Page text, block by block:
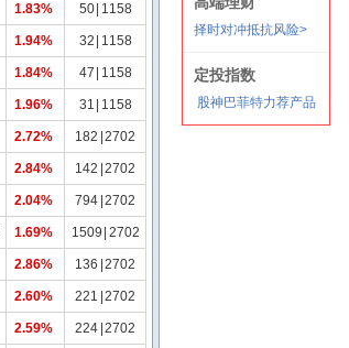
1.83% 50 1158
1.94% 32 1158
1.84% 47 1158
1.96% 31 1158
2.72% 182 2702
2.84% 142 2702
2.04% 794 2702
1.69% 1509 2702
2.86% 136 2702
2.60% 221 2702
2.59% 224 2702